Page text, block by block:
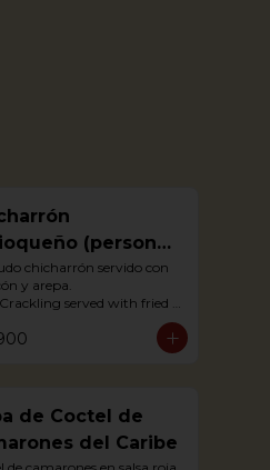
(personal
compartir)
chicharrón servido con
y arepa.
served with fried
de Coctel de
del Caribe